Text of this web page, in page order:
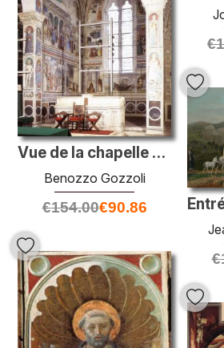
€
Vue de la chapelle apsidale de Sant'agostino. Cycle de Saint-Aug
Benozzo Gozzoli
€154.00€90.86
€